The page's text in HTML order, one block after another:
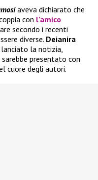
aveva dichiarato che
con l’amico
secondo i recenti
diverse. Deianira
la notizia,
sarebbe presentato con
cuore degli autori.